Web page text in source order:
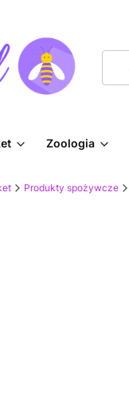
Zoologia
Produkty spożywcze